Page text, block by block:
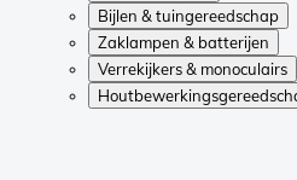
Bijlen & tuingereedschap
Zaklampen & batterijen
Verrekijkers & monoculairs